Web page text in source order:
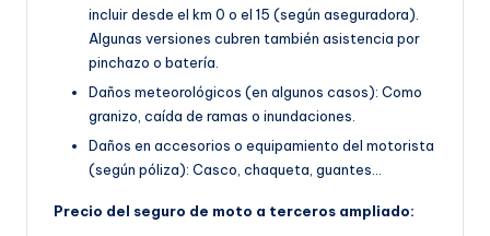
incluir desde el km 0 o el 15 (según aseguradora).
Algunas versiones cubren también asistencia por
pinchazo o batería.
Daños meteorológicos (en algunos casos): Como
granizo, caída de ramas o inundaciones.
Daños en accesorios o equipamiento del motorista
(según póliza): Casco, chaqueta, guantes…
Precio del seguro de moto a terceros ampliado: